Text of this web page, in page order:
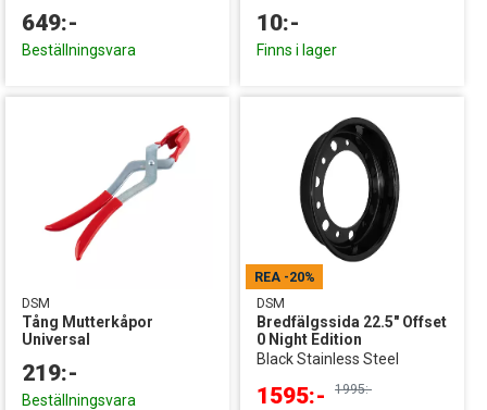
649:-
Beställningsvara
10:-
Finns i lager
DSM
Tång Mutterkåpor
Universal
219:-
Beställningsvara
REA -20%
DSM
Bredfälgssida 22.5" Offset
0 Night Edition
Black Stainless Steel
1595:- 1995:-